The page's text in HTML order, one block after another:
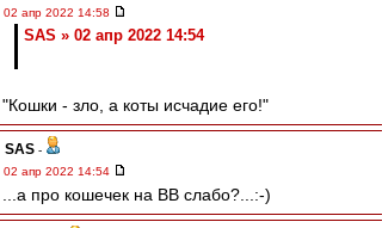
02 апр 2022 14:58
SAS » 02 апр 2022 14:54
"Кошки - зло, а коты исчадие его!"
SAS -
02 апр 2022 14:54
...а про кошечек на ВВ слабо?...:-)